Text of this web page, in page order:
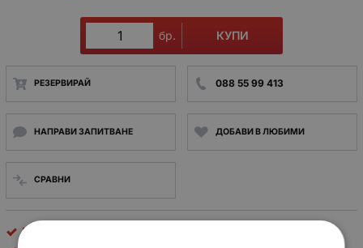
бр. КУПИ
РЕЗЕРВИРАЙ 088 55 99 413
НАПРАВИ ЗАПИТВАНЕ ДОБАВИ В ЛЮБИМИ
СРАВНИ
Релета